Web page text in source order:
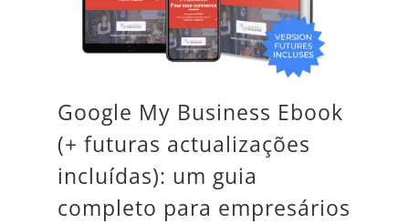
Google My Business Ebook
(+ futuras actualizações
incluídas): um guia
completo para empresários